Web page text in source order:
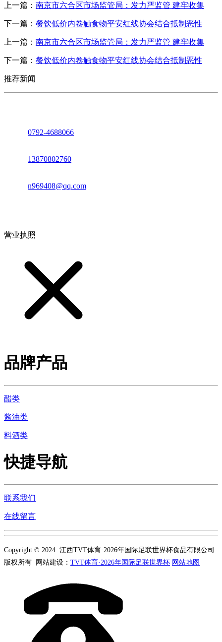
上一篇： 南京市六合区市场监管局：发力严监管 建牢收集
下一篇： 餐饮低价内卷触食物平安红线协会结合抵制恶性
上一篇： 南京市六合区市场监管局：发力严监管 建牢收集
下一篇： 餐饮低价内卷触食物平安红线协会结合抵制恶性
推荐新闻
0792-4688066
13870802760
n969408@qq.com
营业执照
品牌产品
醋类
酱油类
料酒类
快捷导航
联系我们
在线留言
Copyright © 2024 江西TVT体育·2026年国际足联世界杯食品有限公司
版权所有 网站建设： TVT体育·2026年国际足联世界杯 网站地图